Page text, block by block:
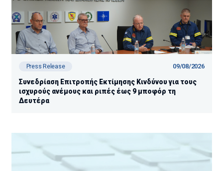
Press Release 09/08/2026
Συνεδρίαση Επιτροπής Εκτίμησης Κινδύνου για τους
ισχυρούς ανέμους και ριπές έως 9 μποφόρ τη
Δευτέρα